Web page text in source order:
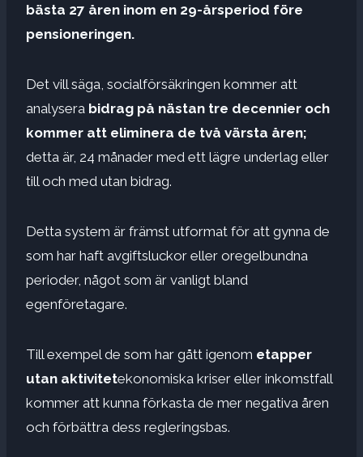
bästa 27 åren inom en 29-årsperiod före
pensioneringen.
Det vill säga, socialförsäkringen kommer att
analysera bidrag på nästan tre decennier och
kommer att eliminera de två värsta åren;
detta är, 24 månader med ett lägre underlag eller
till och med utan bidrag.
Detta system är främst utformat för att gynna de
som har haft avgiftsluckor eller oregelbundna
perioder, något som är vanligt bland
egenföretagare.
Till exempel de som har gått igenom etapper
utan aktivitetekonomiska kriser eller inkomstfall
kommer att kunna förkasta de mer negativa åren
och förbättra dess regleringsbas.